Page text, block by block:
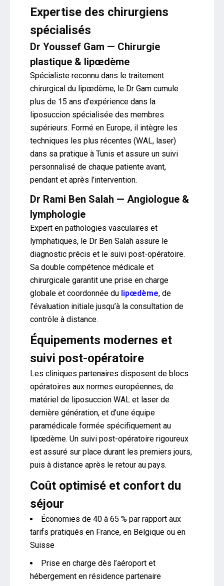
Expertise des chirurgiens
spécialisés
Dr Youssef Gam — Chirurgie
plastique & lipœdème
Spécialiste reconnu dans le traitement
chirurgical du lipœdème, le Dr Gam cumule
plus de 15 ans d’expérience dans la
liposuccion spécialisée des membres
supérieurs. Formé en Europe, il intègre les
techniques les plus récentes (WAL, laser)
dans sa pratique à Tunis et assure un suivi
personnalisé de chaque patiente avant,
pendant et après l’intervention.
Dr Rami Ben Salah — Angiologue &
lymphologie
Expert en pathologies vasculaires et
lymphatiques, le Dr Ben Salah assure le
diagnostic précis et le suivi post-opératoire.
Sa double compétence médicale et
chirurgicale garantit une prise en charge
globale et coordonnée du lipœdème, de
l’évaluation initiale jusqu’à la consultation de
contrôle à distance.
Équipements modernes et
suivi post-opératoire
Les cliniques partenaires disposent de blocs
opératoires aux normes européennes, de
matériel de liposuccion WAL et laser de
dernière génération, et d’une équipe
paramédicale formée spécifiquement au
lipœdème. Un suivi post-opératoire rigoureux
est assuré sur place durant les premiers jours,
puis à distance après le retour au pays.
Coût optimisé et confort du
séjour
Économies de 40 à 65 % par rapport aux
tarifs pratiqués en France, en Belgique ou en
Suisse
Prise en charge dès l’aéroport et
hébergement en résidence partenaire